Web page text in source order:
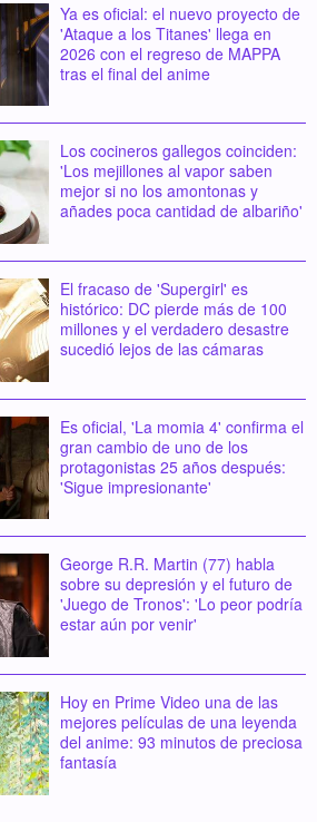
Ya es oficial: el nuevo proyecto de
'Ataque a los Titanes' llega en
2026 con el regreso de MAPPA
tras el final del anime
Los cocineros gallegos coinciden:
'Los mejillones al vapor saben
mejor si no los amontonas y
añades poca cantidad de albariño'
El fracaso de 'Supergirl' es
histórico: DC pierde más de 100
millones y el verdadero desastre
sucedió lejos de las cámaras
Es oficial, 'La momia 4' confirma el
gran cambio de uno de los
protagonistas 25 años después:
'Sigue impresionante'
George R.R. Martin (77) habla
sobre su depresión y el futuro de
'Juego de Tronos': 'Lo peor podría
estar aún por venir'
Hoy en Prime Video una de las
mejores películas de una leyenda
del anime: 93 minutos de preciosa
fantasía